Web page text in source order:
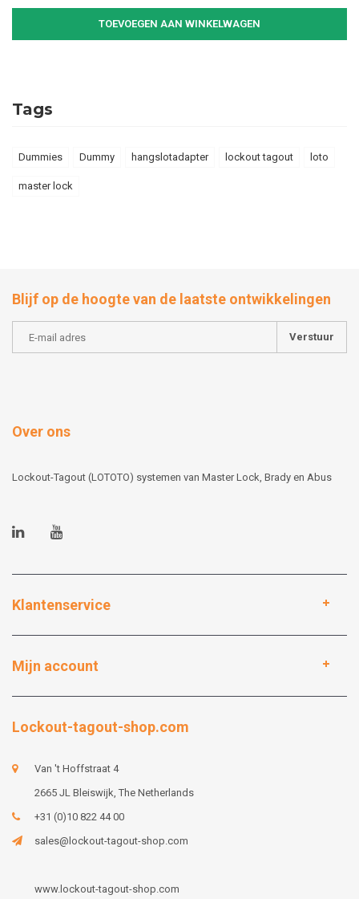
TOEVOEGEN AAN WINKELWAGEN
Tags
Dummies Dummy hangslotadapter lockout tagout loto
master lock
Blijf op de hoogte van de laatste ontwikkelingen
Verstuur
Over ons
Lockout-Tagout (LOTOTO) systemen van Master Lock, Brady en Abus
Klantenservice
Mijn account
Lockout-tagout-shop.com
Van 't Hoffstraat 4
2665 JL Bleiswijk, The Netherlands
+31 (0)10 822 44 00
sales@lockout-tagout-shop.com
www.lockout-tagout-shop.com